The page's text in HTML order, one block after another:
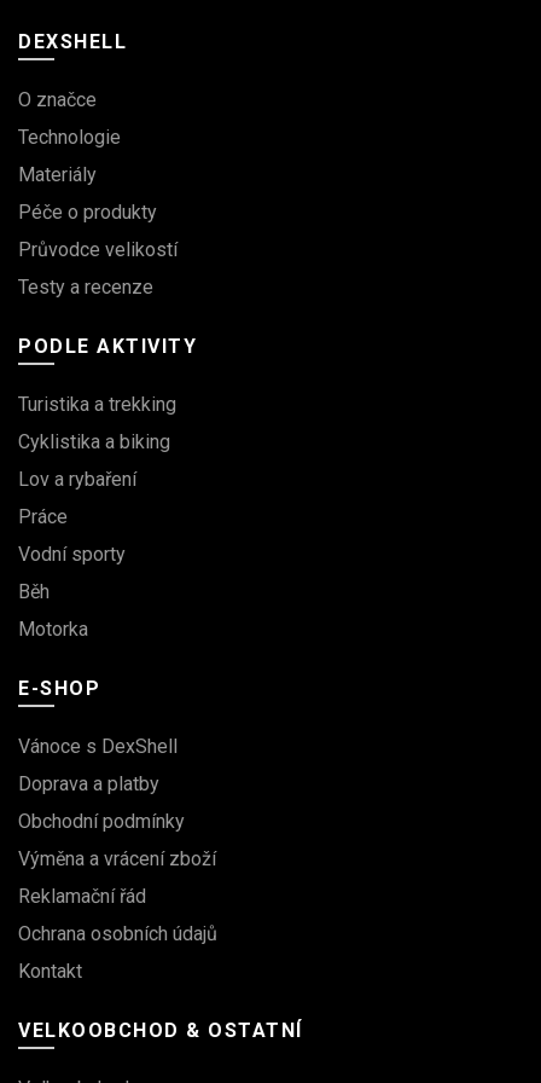
DEXSHELL
O značce
Technologie
Materiály
Péče o produkty
Průvodce velikostí
Testy a recenze
PODLE AKTIVITY
Turistika a trekking
Cyklistika a biking
Lov a rybaření
Práce
Vodní sporty
Běh
Motorka
E-SHOP
Vánoce s DexShell
Doprava a platby
Obchodní podmínky
Výměna a vrácení zboží
Reklamační řád
Ochrana osobních údajů
Kontakt
VELKOOBCHOD & OSTATNÍ